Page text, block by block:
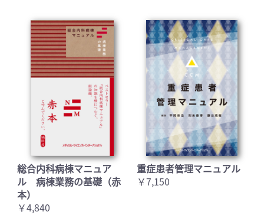
総合内科病棟マニュア
ル 病棟業務の基礎（赤
本）
￥4,840
重症患者管理マニュアル
￥7,150